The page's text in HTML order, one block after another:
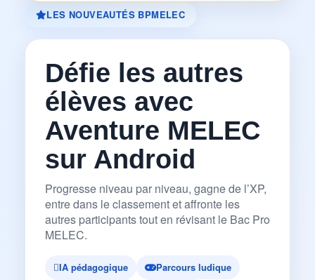
LES NOUVEAUTÉS BPMELEC
Défie les autres
élèves avec
Aventure MELEC
sur Android
Progresse niveau par niveau, gagne de l’XP,
entre dans le classement et affronte les
autres participants tout en révisant le Bac Pro
MELEC.
IA pédagogique
Parcours ludique